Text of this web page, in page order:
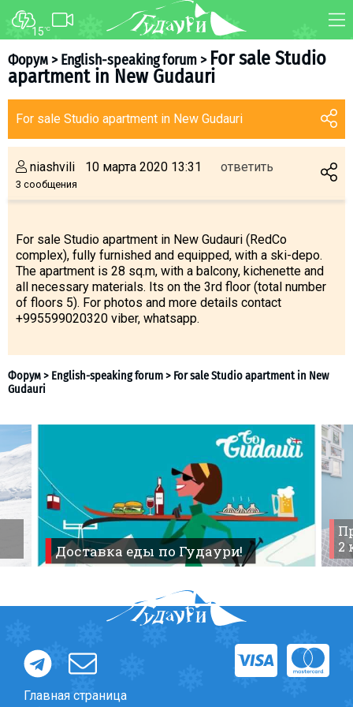
15°C
Форум>English-speaking forum> For sale Studio
apartment in New Gudauri
For sale Studio apartment in New Gudauri
niashvili
3 сообщения
10 марта 2020 13:31 ответить
For sale Studio apartment in New Gudauri (RedCo
complex), fully furnished and equipped, with a ski-depo.
The apartment is 28 sq.m, with a balcony, kichenette and
all necessary materials. Its on the 3rd floor (total number
of floors 5). For photos and more details contact
+995599020320 viber, whatsapp.
Форум English-speaking forum>For sale Studio
Gudauri
Доставка еды по Гудаури!
2
Главная страница
ФОРУМ КАРТА
ТРАНСФЕР
О курорте
Схема трасс
Инструкторы
Прокат
Дети в Гудаури
Развлечения
Календарь событий
Телеграм-канал
Коттеджи
Отели
% Горячие предложения
Долгосрочная аренда
Другое
О Грузии
Визы и Документы